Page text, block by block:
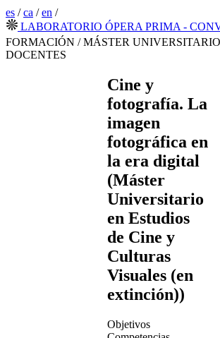
es /ca /en /
ÓPERA PRIMA -
FORMACIÓN / MÁSTER
DOCENTES
Cine y
fotografía. La
imagen
fotográfica en
la era digital
(Máster
Universitario
en Estudios
de Cine y
Culturas
Visuales (en
extinción))
Objetivos